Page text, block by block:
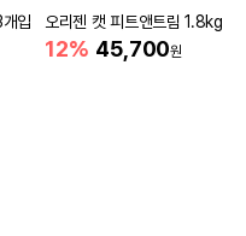
입 오리젠 캣 피트앤트림 1.8kg
12% 45,700원